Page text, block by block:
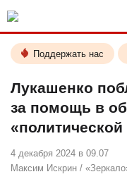
Поддержать нас
Лукашенко
за помощь в
4 декабря 2024 в 09.07
Максим Искрин /